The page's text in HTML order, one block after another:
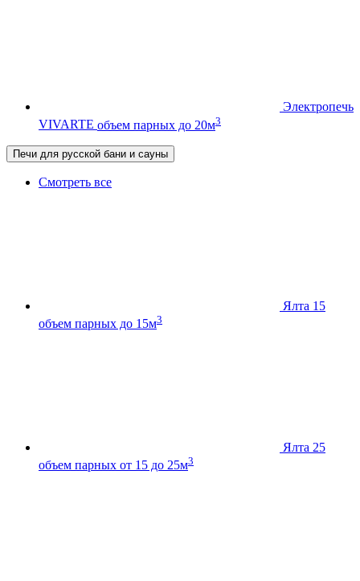
Электропечь
VIVARTE объем парных до 20м3
Печи для русской бани и сауны
Смотреть все
Ялта 15
объем парных до 15м3
Ялта 25
объем парных от 15 до 25м3